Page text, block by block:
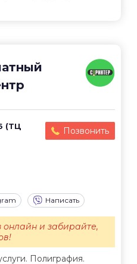
(ТЦ
Позвонить
Написать
Полиграфия.
и забирайте,